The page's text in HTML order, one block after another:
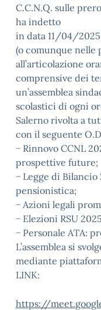
C.C.N.Q. sulle
ha indetto
in data 11/04/
(o comunque nelle
all’articolazione
comprensive dei
un’assemblea
scolastici di ogni
Salerno rivolta a
con il seguente
− Rinnovo CCNL
prospettive future;
− Legge di
pensionistica;
− Azioni legali
− Elezioni RSU
− Personale ATA:
L’assemblea si
mediante
LINK:
https://